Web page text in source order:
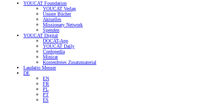
YOUCAT Foundation
YOUCAT Verlag
Unsere Bücher
Aktuelles
Missionary Network
Spenden
YOUCAT Digital
DOCAT-App
YOUCAT Daily
Credopedia
Minicat
Kostenfreies Zusatzmaterial
Laudatio Meuser
DE
EN
FR
PL
PT
ES